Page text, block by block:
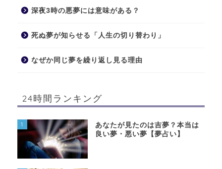
深夜3時の悪夢には意味がある？
死ぬ夢が知らせる「人生の切り替わり」
なぜか同じ夢を繰り返し見る理由
24時間ランキング
1
あなたが見たのは吉夢？本当は
良い夢・悪い夢【夢占い】